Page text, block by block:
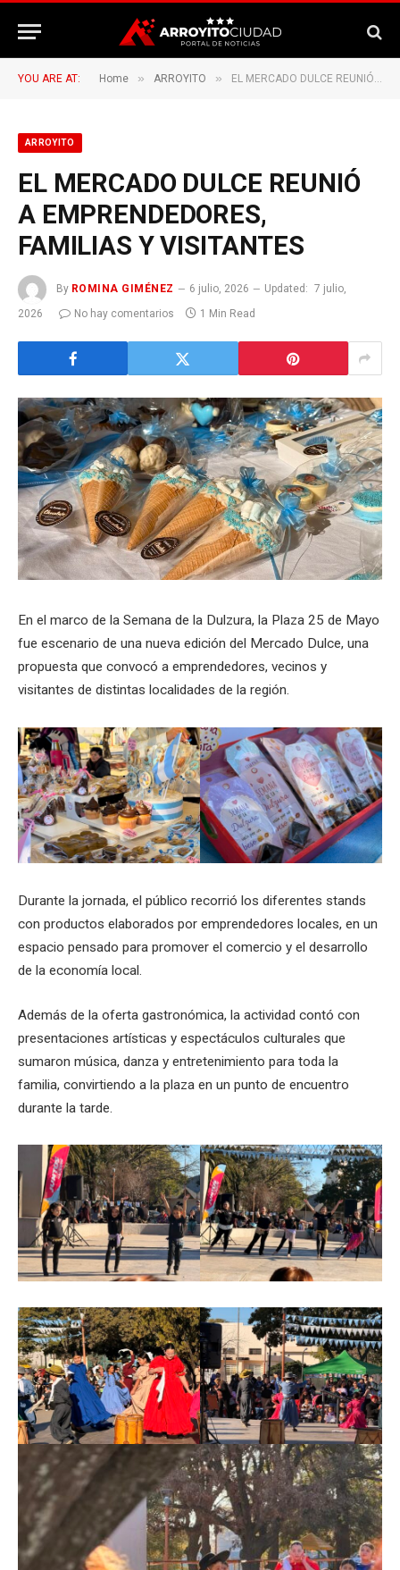
YOU ARE AT: Home » ARROYITO » EL MERCADO DULCE REUNIÓ A EMPRENDEDORES, FAMILIAS Y VISITANTES
ARROYITO
EL MERCADO DULCE REUNIÓ
A EMPRENDEDORES,
FAMILIAS Y VISITANTES
By ROMINA GIMÉNEZ 6 julio, 2026 Updated: 7 julio,
2026
No hay comentarios 1 Min Read
En el marco de la Semana de la Dulzura, la Plaza 25 de Mayo
fue escenario de una nueva edición del Mercado Dulce, una
propuesta que convocó a emprendedores, vecinos y
visitantes de distintas localidades de la región.
Durante la jornada, el público recorrió los diferentes stands
con productos elaborados por emprendedores locales, en un
espacio pensado para promover el comercio y el desarrollo
de la economía local.
Además de la oferta gastronómica, la actividad contó con
presentaciones artísticas y espectáculos culturales que
sumaron música, danza y entretenimiento para toda la
familia, convirtiendo a la plaza en un punto de encuentro
durante la tarde.